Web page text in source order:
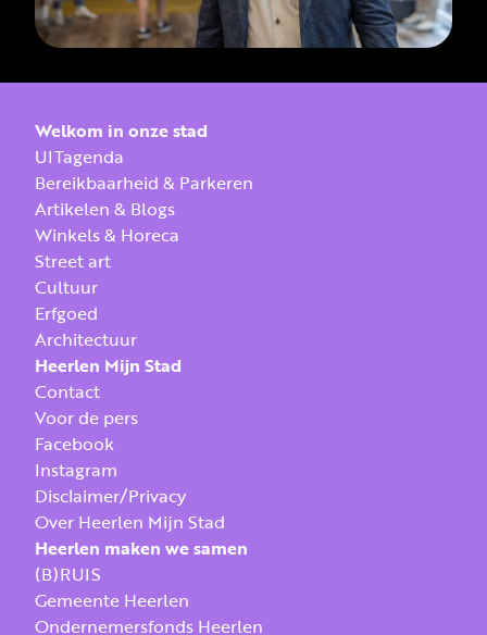
Welkom in onze stad
UITagenda
Bereikbaarheid & Parkeren
Artikelen & Blogs
Winkels & Horeca
Street art
Cultuur
Erfgoed
Architectuur
Heerlen Mijn Stad
Contact
Voor de pers
Facebook
Instagram
Disclaimer/Privacy
Over Heerlen Mijn Stad
Heerlen maken we samen
(B)RUIS
Gemeente Heerlen
Ondernemersfonds Heerlen